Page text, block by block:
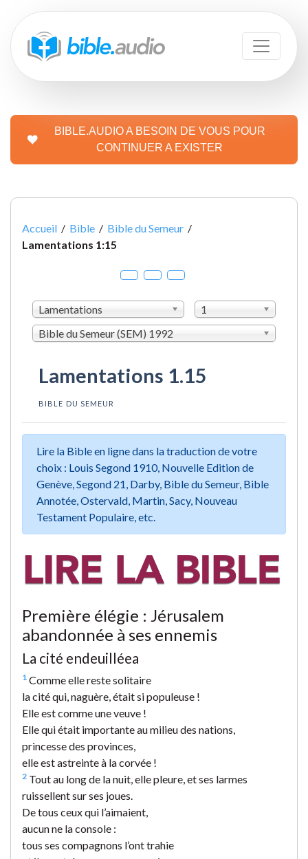
BIBLE.AUDIO A BESOIN DE VOUS POUR
CONTINUER A EXISTER
Accueil / Bible / Bible du Semeur /
Lamentations 1:15
Lamentations
1
Bible du Semeur (SEM) 1992
Lamentations 1.15
BIBLE DU SEMEUR
Lire la Bible en ligne dans la traduction de votre
choix : Louis Segond 1910, Nouvelle Edition de
Genève, Segond 21, Darby, Bible du Semeur, Bible
Annotée, Ostervald, Martin, Sacy, Nouveau
Testament Populaire, etc.
Première élégie : Jérusalem
abandonnée à ses ennemis
La cité endeuilléea
1 Comme elle reste solitaire
la cité qui, naguère, était si populeuse !
Elle est comme une veuve !
Elle qui était importante au milieu des nations,
princesse des provinces,
elle est astreinte à la corvée !
2 Tout au long de la nuit, elle pleure, et ses larmes
ruissellent sur ses joues.
De tous ceux qui l’aimaient,
aucun ne la console :
tous ses compagnons l’ont trahie